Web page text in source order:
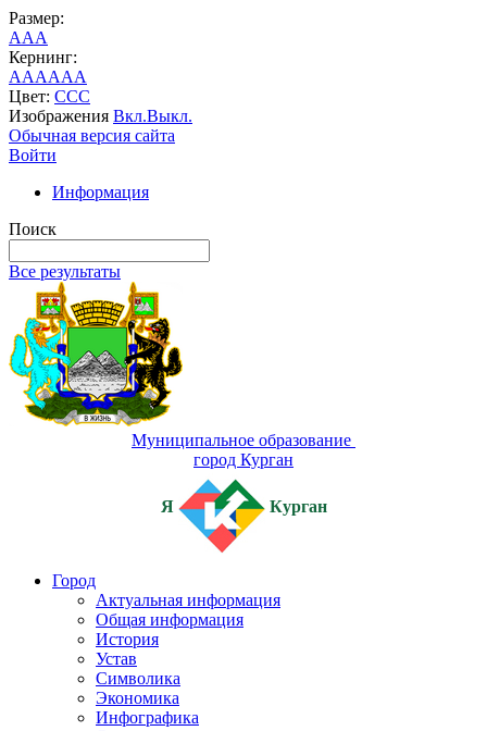
Размер:
AAA
Кернинг:
AAAAAA
Цвет: CCC
Изображения Вкл.Выкл.
Обычная версия сайта
Войти
Информация
Поиск
Все результаты
Муниципальное образование
город Курган
Я Курган
Город
Актуальная информация
Общая информация
История
Устав
Символика
Экономика
Инфографика